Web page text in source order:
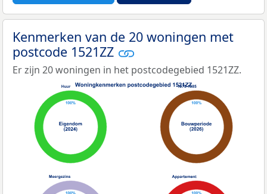
Kenmerken van de 20 woningen met
postcode 1521ZZ
Er zijn 20 woningen in het postcodegebied 1521ZZ.